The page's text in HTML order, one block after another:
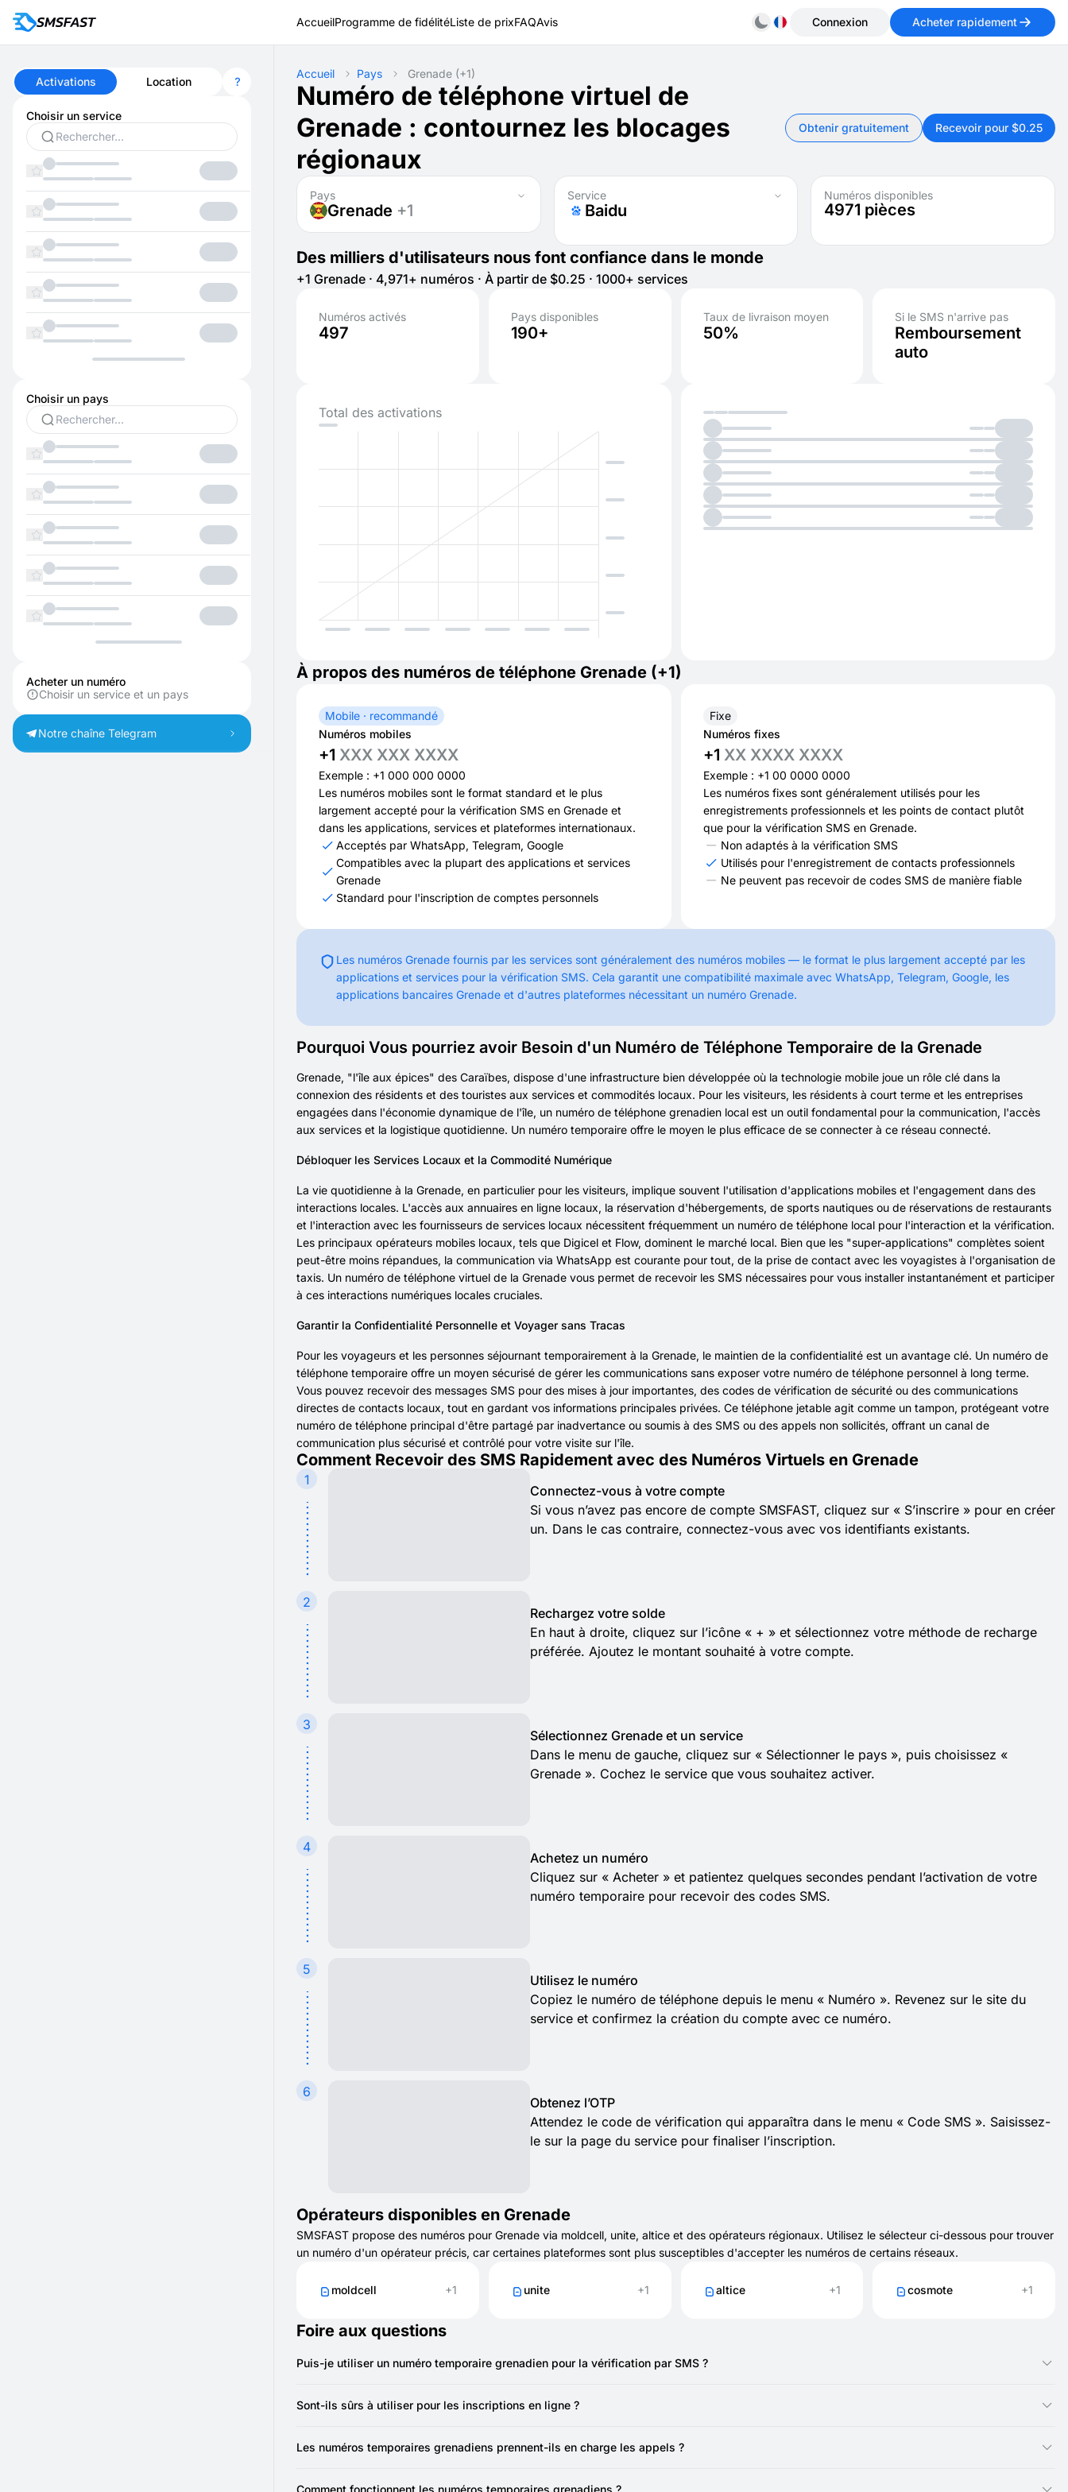
AccueilProgramme de fidélitéListe de prixFAQAvis Connexion Acheter rapidement
Activations Location
Choisir un service
Choisir un pays
Acheter un numéro
Choisir un service et un pays
Notre chaîne Telegram
Accueil Pays Grenade (+1)
Numéro de téléphone virtuel de
Grenade : contournez les blocages
régionaux
Obtenir gratuitement Recevoir pour $0.25
Pays
Grenade +1
Service
Baidu
Numéros disponibles
4971 pièces
Des milliers d'utilisateurs nous font confiance dans le monde
+1 Grenade · 4,971+ numéros · À partir de $0.25 · 1000+ services
Numéros activés
497
Pays disponibles
190+
Taux de livraison moyen
50%
Si le SMS n'arrive pas
Remboursement
auto
Total des activations
À propos des numéros de téléphone Grenade (+1)
Mobile · recommandé
Numéros mobiles
+1 XXX XXX XXXX
Exemple : +1 000 000 0000
Les numéros mobiles sont le format standard et le plus
largement accepté pour la vérification SMS en Grenade et
dans les applications, services et plateformes internationaux.
Acceptés par WhatsApp, Telegram, Google
Compatibles avec la plupart des applications et services
Grenade
Standard pour l'inscription de comptes personnels
Fixe
Numéros fixes
+1 XX XXXX XXXX
Exemple : +1 00 0000 0000
Les numéros fixes sont généralement utilisés pour les
enregistrements professionnels et les points de contact plutôt
que pour la vérification SMS en Grenade.
Non adaptés à la vérification SMS
Utilisés pour l'enregistrement de contacts professionnels
Ne peuvent pas recevoir de codes SMS de manière fiable
Les numéros Grenade fournis par les services sont généralement des numéros mobiles — le format le plus largement accepté par les
applications et services pour la vérification SMS. Cela garantit une compatibilité maximale avec WhatsApp, Telegram, Google, les
applications bancaires Grenade et d'autres plateformes nécessitant un numéro Grenade.
Pourquoi Vous pourriez avoir Besoin d'un Numéro de Téléphone Temporaire de la Grenade
Grenade, "l'île aux épices" des Caraïbes, dispose d'une infrastructure bien développée où la technologie mobile joue un rôle clé dans la
connexion des résidents et des touristes aux services et commodités locaux. Pour les visiteurs, les résidents à court terme et les entreprises
engagées dans l'économie dynamique de l'île, un numéro de téléphone grenadien local est un outil fondamental pour la communication, l'accès
aux services et la logistique quotidienne. Un numéro temporaire offre le moyen le plus efficace de se connecter à ce réseau connecté.
Débloquer les Services Locaux et la Commodité Numérique
La vie quotidienne à la Grenade, en particulier pour les visiteurs, implique souvent l'utilisation d'applications mobiles et l'engagement dans des
interactions locales. L'accès aux annuaires en ligne locaux, la réservation d'hébergements, de sports nautiques ou de réservations de restaurants
et l'interaction avec les fournisseurs de services locaux nécessitent fréquemment un numéro de téléphone local pour l'interaction et la vérification.
Les principaux opérateurs mobiles locaux, tels que Digicel et Flow, dominent le marché local. Bien que les "super-applications" complètes soient
peut-être moins répandues, la communication via WhatsApp est courante pour tout, de la prise de contact avec les voyagistes à l'organisation de
taxis. Un numéro de téléphone virtuel de la Grenade vous permet de recevoir les SMS nécessaires pour vous installer instantanément et participer
à ces interactions numériques locales cruciales.
Garantir la Confidentialité Personnelle et Voyager sans Tracas
Pour les voyageurs et les personnes séjournant temporairement à la Grenade, le maintien de la confidentialité est un avantage clé. Un numéro de
téléphone temporaire offre un moyen sécurisé de gérer les communications sans exposer votre numéro de téléphone personnel à long terme.
Vous pouvez recevoir des messages SMS pour des mises à jour importantes, des codes de vérification de sécurité ou des communications
directes de contacts locaux, tout en gardant vos informations principales privées. Ce téléphone jetable agit comme un tampon, protégeant votre
numéro de téléphone principal d'être partagé par inadvertance ou soumis à des SMS ou des appels non sollicités, offrant un canal de
communication plus sécurisé et contrôlé pour votre visite sur l'île.
Comment Recevoir des SMS Rapidement avec des Numéros Virtuels en Grenade
1
Connectez-vous à votre compte
Si vous n’avez pas encore de compte SMSFAST, cliquez sur « S’inscrire » pour en créer
un. Dans le cas contraire, connectez-vous avec vos identifiants existants.
2
Rechargez votre solde
En haut à droite, cliquez sur l’icône « + » et sélectionnez votre méthode de recharge
préférée. Ajoutez le montant souhaité à votre compte.
3
Sélectionnez Grenade et un service
Dans le menu de gauche, cliquez sur « Sélectionner le pays », puis choisissez «
Grenade ». Cochez le service que vous souhaitez activer.
4
Achetez un numéro
Cliquez sur « Acheter » et patientez quelques secondes pendant l’activation de votre
numéro temporaire pour recevoir des codes SMS.
5
Utilisez le numéro
Copiez le numéro de téléphone depuis le menu « Numéro ». Revenez sur le site du
service et confirmez la création du compte avec ce numéro.
6
Obtenez l’OTP
Attendez le code de vérification qui apparaîtra dans le menu « Code SMS ». Saisissez-
le sur la page du service pour finaliser l’inscription.
Opérateurs disponibles en Grenade
SMSFAST propose des numéros pour Grenade via moldcell, unite, altice et des opérateurs régionaux. Utilisez le sélecteur ci-dessous pour trouver
un numéro d'un opérateur précis, car certaines plateformes sont plus susceptibles d'accepter les numéros de certains réseaux.
moldcell +1 unite +1 altice +1 cosmote +1
Foire aux questions
Puis-je utiliser un numéro temporaire grenadien pour la vérification par SMS ?
confirmations.
Sont-ils sûrs à utiliser pour les inscriptions en ligne ?
Les numéros temporaires grenadiens prennent-ils en charge les appels ?
nécessitent que la vérification par SMS.
Comment fonctionnent les numéros temporaires grenadiens ?